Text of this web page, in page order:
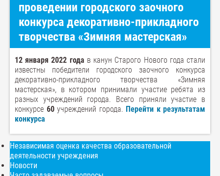
проведении городского заочного
конкурса декоративно-прикладного
творчества «Зимняя мастерская»
12 января 2022 года в канун Старого Нового года стали
известны победители городского заочного конкурса
декоративно-прикладного творчества «Зимняя
мастерская», в котором принимали участие ребята из
разных учреждений города. Всего приняли участие в
конкурсе 60учреждений города. Перейти к результатам
конкурса
Независимая оценка качества образовательной
деятельности учреждения
Новости